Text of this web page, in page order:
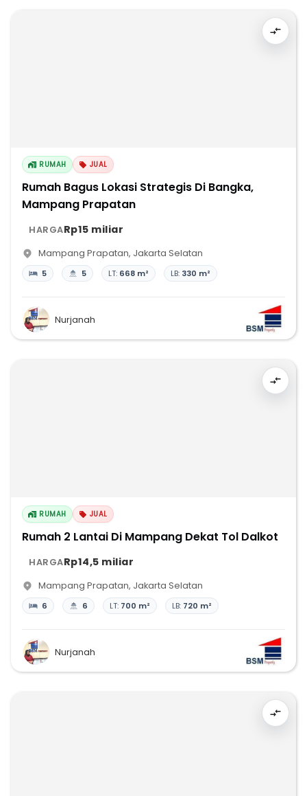
RUMAH JUAL
Rumah Bagus Lokasi Strategis Di Bangka,
Mampang Prapatan
HARGARp15 miliar
Mampang Prapatan, Jakarta Selatan
5 5 LT: 668 m² LB: 330 m²
Nurjanah
RUMAH JUAL
Rumah 2 Lantai Di Mampang Dekat Tol Dalkot
HARGARp14,5 miliar
Mampang Prapatan, Jakarta Selatan
6 6 LT: 700 m² LB: 720 m²
Nurjanah